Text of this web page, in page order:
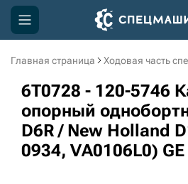
Главная страница Ходовая часть
6T0728 - 120-5746
опорный
D6R / New Holland
0934, VA0106L0) GE
Компания
Акции
Доставка и оплата
Информация